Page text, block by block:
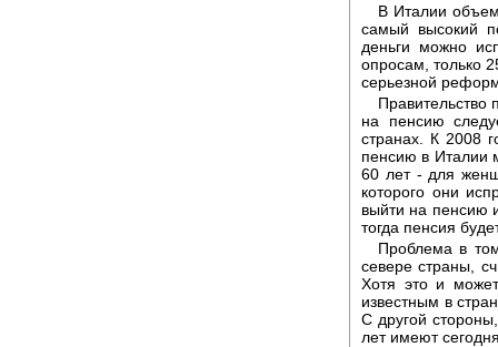
В Италии
самый высокий
деньги можно
опросам, только
серьезной
Правительство
на пенсию
странах. К 2008
пенсию в Италии
60 лет - для
которого они
выйти на пенсию
тогда пенсия
Проблема в
севере страны,
Хотя это и
известным в
С другой
лет имеют